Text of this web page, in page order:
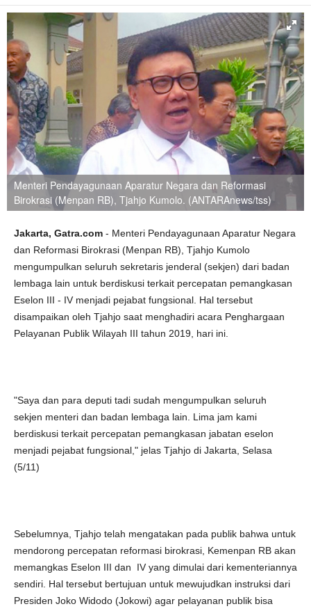
Menteri Pendayagunaan Aparatur Negara dan Reformasi
Birokrasi (Menpan RB), Tjahjo Kumolo. (ANTARAnews/tss)
Jakarta, Gatra.com - Menteri Pendayagunaan Aparatur Negara
dan Reformasi Birokrasi (Menpan RB), Tjahjo Kumolo
mengumpulkan seluruh sekretaris jenderal (sekjen) dari badan
lembaga lain untuk berdiskusi terkait percepatan pemangkasan
Eselon III - IV menjadi pejabat fungsional. Hal tersebut
disampaikan oleh Tjahjo saat menghadiri acara Penghargaan
Pelayanan Publik Wilayah III tahun 2019, hari ini.
"Saya dan para deputi tadi sudah mengumpulkan seluruh
sekjen menteri dan badan lembaga lain. Lima jam kami
berdiskusi terkait percepatan pemangkasan jabatan eselon
menjadi pejabat fungsional," jelas Tjahjo di Jakarta, Selasa
(5/11)
Sebelumnya, Tjahjo telah mengatakan pada publik bahwa untuk
mendorong percepatan reformasi birokrasi, Kemenpan RB akan
memangkas Eselon III dan IV yang dimulai dari kementeriannya
sendiri. Hal tersebut bertujuan untuk mewujudkan instruksi dari
Presiden Joko Widodo (Jokowi) agar pelayanan publik bisa